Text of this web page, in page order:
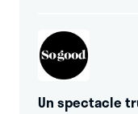
Un spectacle